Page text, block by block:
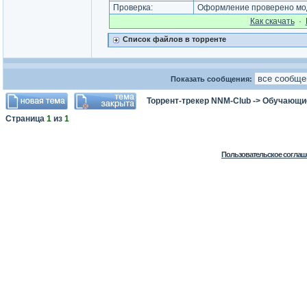
Проверка:
Оформление проверено
Как cкачать·
Список файлов в торренте
Показать сообщения:
Торрент-трекер NNM-Club ->
Страница 1 из 1
Пользовательское